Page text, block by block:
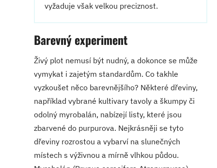
vyžaduje však velkou preciznost.
Barevný experiment
Živý plot nemusí být nudný, a dokonce se může
vymykat i zajetým standardům. Co takhle
vyzkoušet něco barevnějšího? Některé dřeviny,
například vybrané kultivary tavoly a škumpy či
odolný myrobalán, nabízejí listy, které jsou
zbarvené do purpurova. Nejkrásněji se tyto
dřeviny rozrostou a vybarví na slunečných
místech s výživnou a mírně vlhkou půdou.